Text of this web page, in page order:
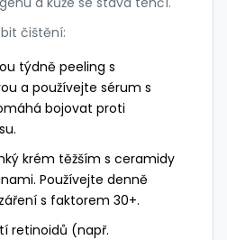
čištění:
týdně peeling s
a používejte sérum s
bojovat proti
krém těžším s ceramidy
Používejte denně
s faktorem 30+.
retinoidů (např.